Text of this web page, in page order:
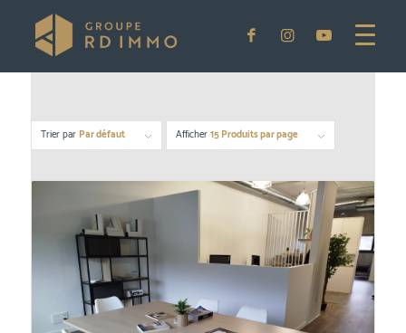
Trier par Par défaut Afficher15 Produits par page